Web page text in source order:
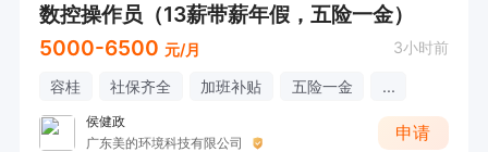
数控操作员（13薪带薪年假，五险一金）
5000-6500 元/月 3小时前
容桂 社保齐全 加班补贴 五险一金 ...
侯健政
广东美的环境科技有限公司
申请